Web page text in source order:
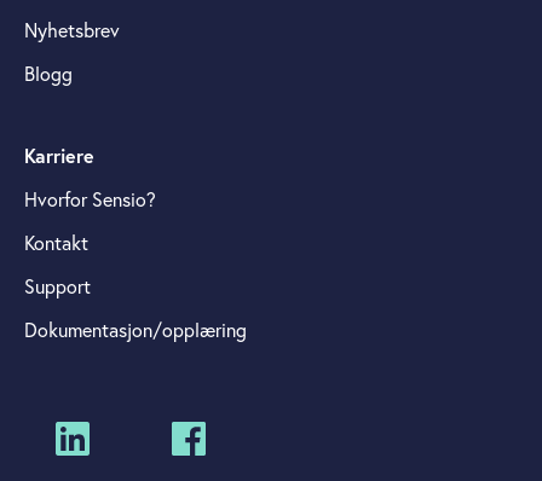
Nyhetsbrev
Blogg
Karriere
Hvorfor Sensio?
Kontakt
Support
Dokumentasjon/opplæring